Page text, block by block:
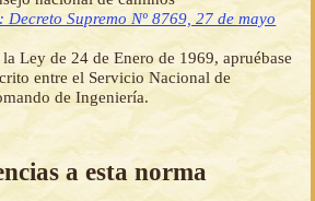
Decreto Supremo Nº 8769, 27 de mayo
Ley de 24 de Enero de 1969, apruébase
entre el Servicio Nacional de
de Ingeniería.
a esta norma